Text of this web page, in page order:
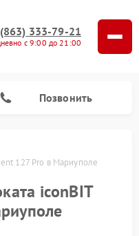
333-79-21
с 9:00 до 21:00
Позвонить
127 Pro в Мариуполе
iconBIT